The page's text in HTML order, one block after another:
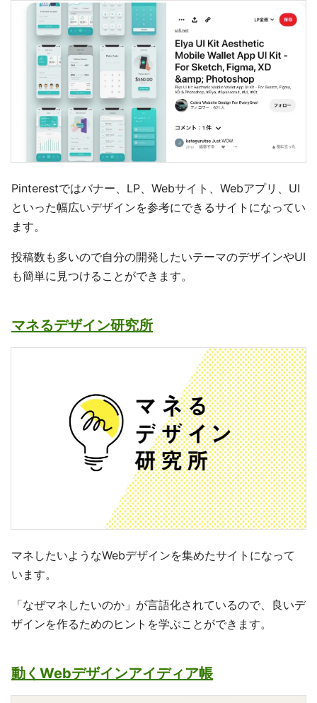
Pinterestではバナー、LP、Webサイト、Webアプリ、UI
といった幅広いデザインを参考にできるサイトになってい
ます。
投稿数も多いので自分の開発したいテーマのデザインやUI
も簡単に見つけることができます。
マネるデザイン研究所
マネしたいようなWebデザインを集めたサイトになって
います。
「なぜマネしたいのか」が言語化されているので、良いデ
ザインを作るためのヒントを学ぶことができます。
動くWebデザインアイディア帳